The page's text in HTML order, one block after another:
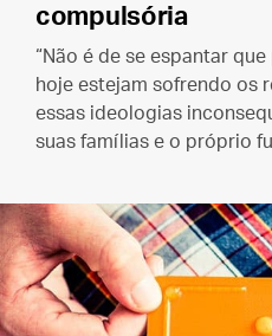
compulsória
“Não é de se espantar
hoje estejam sofrendo os
essas ideologias
suas famílias e o próprio